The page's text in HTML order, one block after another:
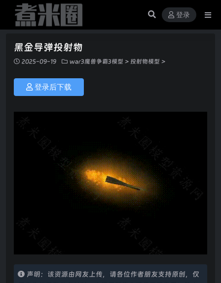
登录
黑金导弹投射物
2025-09-19 war3魔兽争霸3模型 > 投射物模型 >
登录后下载
声明：该资源由网友上传，请各位作者朋友支持原创，仅